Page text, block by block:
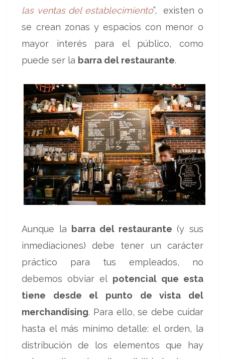
las ventas del establecimiento”, existen o
se crean zonas y espacios con menor o
mayor interés para el público, como
puede ser la barra del restaurante.
Aunque la barra del restaurante (y sus
inmediaciones) debe tener un carácter
práctico para tus empleados, no
debemos obviar el potencial que esta
tiene desde el punto de vista del
merchandising. Para ello, se debe cuidar
hasta el más mínimo detalle: el orden, la
distribución de los elementos que hay